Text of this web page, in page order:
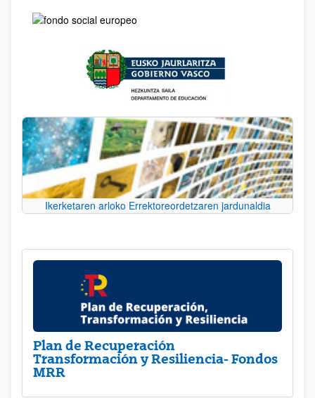
Ikerketaren arloko Errektoreordetzaren jardunaldia
Plan de Recuperación
Transformación y Resiliencia- Fondos
MRR